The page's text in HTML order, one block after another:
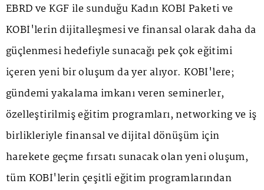
EBRD ve KGF ile sunduğu Kadın KOBİ Paketi ve
KOBİ'lerin dijitalleşmesi ve finansal olarak daha da
güçlenmesi hedefiyle sunacağı pek çok eğitimi
içeren yeni bir oluşum da yer alıyor. KOBİ'lere;
gündemi yakalama imkanı veren seminerler,
özelleştirilmiş eğitim programları, networking ve iş
birlikleriyle finansal ve dijital dönüşüm için
harekete geçme fırsatı sunacak olan yeni oluşum,
tüm KOBİ'lerin çeşitli eğitim programlarından